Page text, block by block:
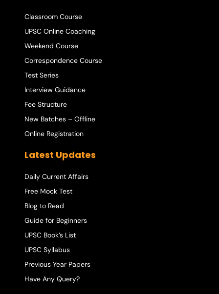
Classroom Course
UPSC Online Coaching
Weekend Course
Correspondence Course
Test Series
Interview Guidance
Fee Structure
New Batches – Offline
Online Registration
Latest Updates
Daily Current Affairs
Free Mock Test
Blog to Read
Guide for Beginners
UPSC Book’s List
UPSC Syllabus
Previous Year Papers
Have Any Query?